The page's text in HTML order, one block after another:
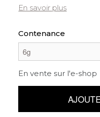
En savoir plus
Contenance
En vente sur l'e-shop